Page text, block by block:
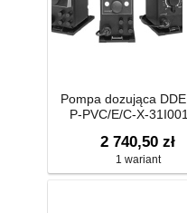
Pompa dozująca
P-PVC/E/C-X-
2 740,50 zł
1 wariant